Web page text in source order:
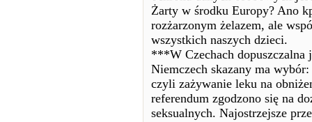
Żarty w środku Europy? Ano
rozżarzonym żelazem, ale
wszystkich naszych dzieci.
***W Czechach dopuszczalna
Niemczech skazany ma
czyli zażywanie leku na
referendum zgodzono się na
seksualnych. Najostrzejsze